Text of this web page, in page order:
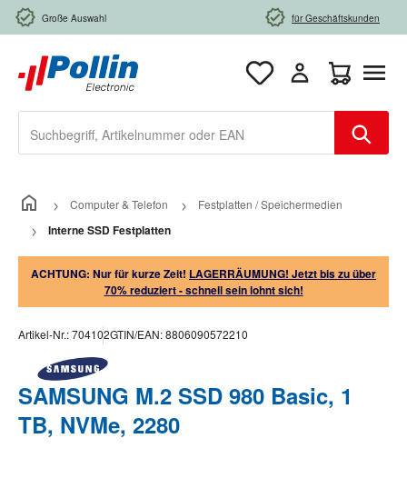
Zum Hauptinhalt springen
Große Auswahl für Geschäftskunden
Computer & Telefon Festplatten / Speichermedien
Interne SSD Festplatten
ACHTUNG: Nur für kurze Zeit! LAGERRÄUMUNG! Jetzt bis zu über
70% reduziert - schnell sein lohnt sich!
Artikel-Nr.:704102GTIN/EAN:8806090572210
SAMSUNG M.2 SSD 980 Basic, 1
TB, NVMe, 2280